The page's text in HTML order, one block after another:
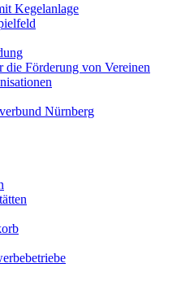
Kegelanlage
die Förderung von Vereinen
Nürnberg